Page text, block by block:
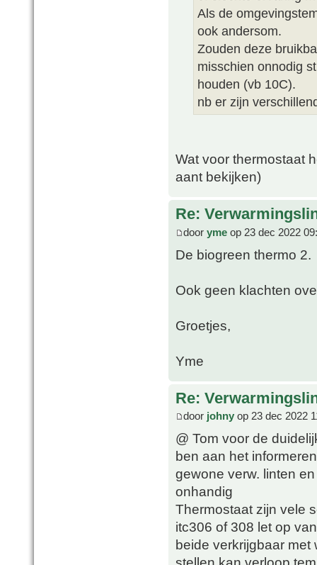
Als de
ook andersom.
Zouden deze
misschien onnodig
houden (vb 10C).
nb er zijn
Wat voor thermostaat
aant bekijken)
Re:
door yme op 23 dec 2022
De biogreen thermo 2.
Ook geen klachten
Groetjes,
Yme
Re:
door johny op 23 dec 2022
@ Tom voor de
ben aan het
gewone verw. linten
onhandig
Thermostaat zijn vele
itc306 of 308 let op
beide verkrijgbaar met